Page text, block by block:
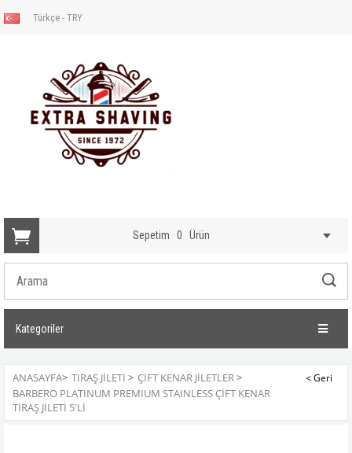
Türkçe - TRY
Sepetim 0 Ürün
Kategoriler
ANASAYFA> TIRAŞ JİLETİ > ÇİFT KENAR JİLETLER>
BARBERO PLATINUM PREMIUM STAINLESS ÇİFT KENAR
TIRAŞ JİLETİ 5'Lİ